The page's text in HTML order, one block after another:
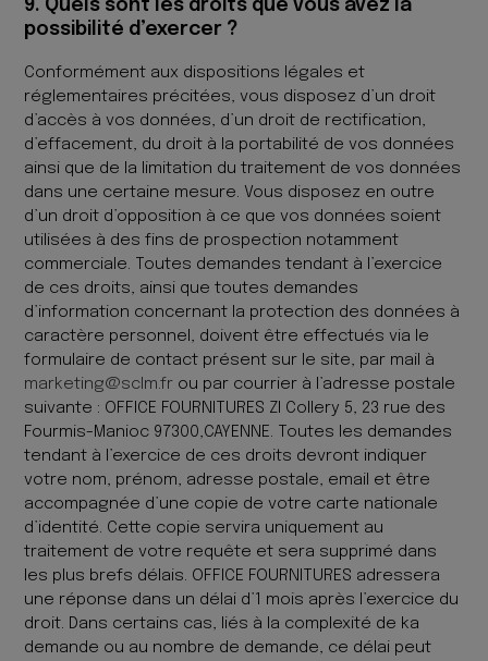
9. Quels sont les droits que vous avez la
possibilité d’exercer ?
Conformément aux dispositions légales et
réglementaires précitées, vous disposez d’un droit
d’accès à vos données, d’un droit de rectification,
d’effacement, du droit à la portabilité de vos données
ainsi que de la limitation du traitement de vos données
dans une certaine mesure. Vous disposez en outre
d’un droit d’opposition à ce que vos données soient
utilisées à des fins de prospection notamment
commerciale. Toutes demandes tendant à l’exercice
de ces droits, ainsi que toutes demandes
d’information concernant la protection des données à
caractère personnel, doivent être effectués via le
formulaire de contact présent sur le site, par mail à
marketing@sclm.fr ou par courrier à l’adresse postale
suivante : OFFICE FOURNITURES ZI Collery 5, 23 rue des
Fourmis-Manioc 97300,CAYENNE. Toutes les demandes
tendant à l’exercice de ces droits devront indiquer
votre nom, prénom, adresse postale, email et être
accompagnée d’une copie de votre carte nationale
d’identité. Cette copie servira uniquement au
traitement de votre requête et sera supprimé dans
les plus brefs délais. OFFICE FOURNITURES adressera
une réponse dans un délai d’1 mois après l’exercice du
droit. Dans certains cas, liés à la complexité de ka
demande ou au nombre de demande, ce délai peut